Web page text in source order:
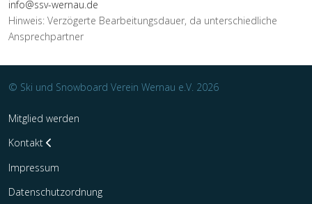
info@ssv-wernau.de
Hinweis: Verzögerte Bearbeitungsdauer, da unterschiedliche
Ansprechpartner
© Ski und Snowboard Verein Wernau e.V. 2026
Mitglied werden
Kontakt
Impressum
Datenschutzordnung